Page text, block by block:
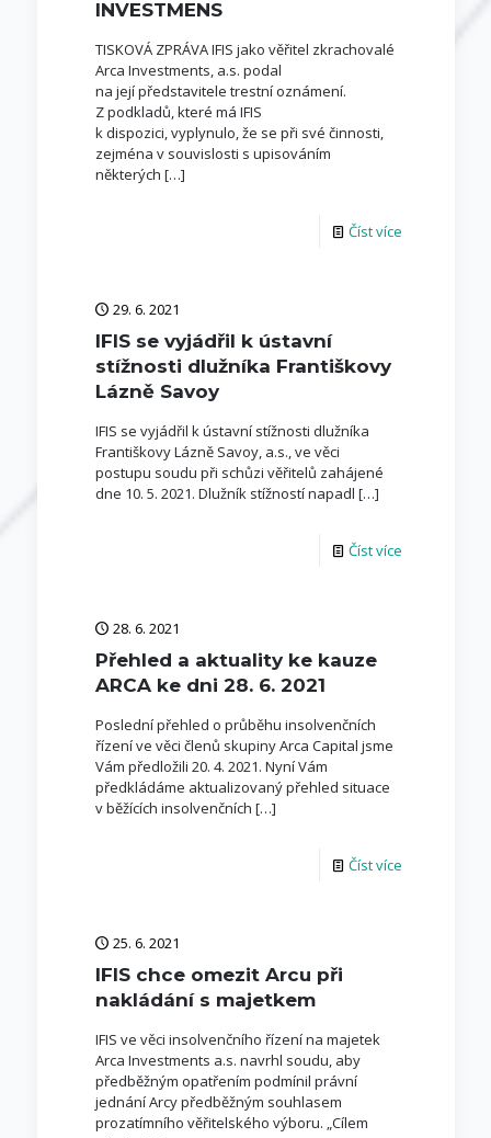
INVESTMENS
TISKOVÁ ZPRÁVA IFIS jako věřitel zkrachovalé
Arca Investments, a.s. podal
na její představitele trestní oznámení.
Z podkladů, které má IFIS
k dispozici, vyplynulo, že se při své činnosti,
zejména v souvislosti s upisováním
některých […]
Číst více
29. 6. 2021
IFIS se vyjádřil k ústavní
stížnosti dlužníka Františkovy
Lázně Savoy
IFIS se vyjádřil k ústavní stížnosti dlužníka
Františkovy Lázně Savoy, a.s., ve věci
postupu soudu při schůzi věřitelů zahájené
dne 10. 5. 2021. Dlužník stížností napadl […]
Číst více
28. 6. 2021
Přehled a aktuality ke kauze
ARCA ke dni 28. 6. 2021
Poslední přehled o průběhu insolvenčních
řízení ve věci členů skupiny Arca Capital jsme
Vám předložili 20. 4. 2021. Nyní Vám
předkládáme aktualizovaný přehled situace
v běžících insolvenčních […]
Číst více
25. 6. 2021
IFIS chce omezit Arcu při
nakládání s majetkem
IFIS ve věci insolvenčního řízení na majetek
Arca Investments a.s. navrhl soudu, aby
předběžným opatřením podmínil právní
jednání Arcy předběžným souhlasem
prozatímního věřitelského výboru. „Cílem